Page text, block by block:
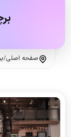
صفحه اصلی/